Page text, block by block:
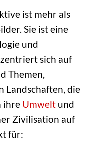
ist mehr als
Sie ist eine
und
sich auf
Themen,
Landschaften, die
ihre Umwelt und
Zivilisation auf
für: